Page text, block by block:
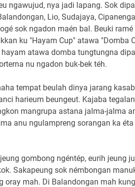
ngawujud, nya jadi lapang. Sok
Lio, Sudajaya,
sok ngadon maén bal. Beuki
ku "Hayam Cup" atawa "Domba
atawa domba tungtungna
nu ngadon buk-bek téh.
tempat beulah dinya jarang
harieum beungeut. Kajaba
mangrupa astana jalma-jalma
anu ngulampreng sorangan ka
gombong ngéntép, eurih jeung
Sakapeung sok némbongan
oray mah. Di Balandongan mah